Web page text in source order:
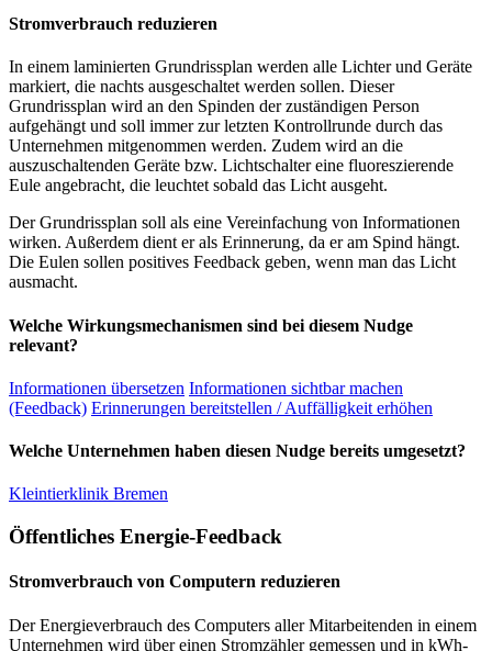
Stromverbrauch reduzieren
In einem laminierten Grundrissplan werden alle Lichter und Geräte
markiert, die nachts ausgeschaltet werden sollen. Dieser
Grundrissplan wird an den Spinden der zuständigen Person
aufgehängt und soll immer zur letzten Kontrollrunde durch das
Unternehmen mitgenommen werden. Zudem wird an die
auszuschaltenden Geräte bzw. Lichtschalter eine fluoreszierende
Eule angebracht, die leuchtet sobald das Licht ausgeht.
Der Grundrissplan soll als eine Vereinfachung von Informationen
wirken. Außerdem dient er als Erinnerung, da er am Spind hängt.
Die Eulen sollen positives Feedback geben, wenn man das Licht
ausmacht.
Welche Wirkungsmechanismen sind bei diesem Nudge
relevant?
Informationen übersetzen Informationen sichtbar machen
(Feedback) Erinnerungen bereitstellen / Auffälligkeit erhöhen
Welche Unternehmen haben diesen Nudge bereits umgesetzt?
Kleintierklinik Bremen
Öffentliches Energie-Feedback
Stromverbrauch von Computern reduzieren
Der Energieverbrauch des Computers aller Mitarbeitenden in einem
Unternehmen wird über einen Stromzähler gemessen und in kWh-